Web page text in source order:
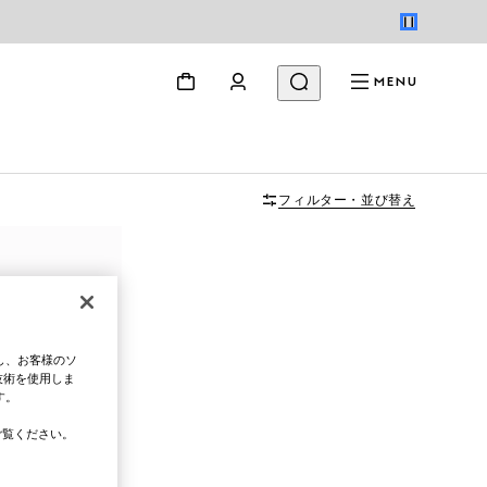
MENU
フィルター・並び替え
、お客様のソ
を使用しま
ください。